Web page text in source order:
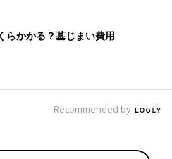
らかかる？墓じまい費用
Recommended by